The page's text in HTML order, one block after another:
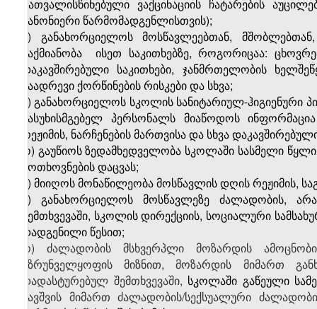
გათვალისწინებული ვაქცინაციის ჩატარების
კანონიერი წარმომადგენლისთვის);
მ) განახორციელოს მოსწავლეებთან,
საქმიანობა
ისეთ საკითხებზე, როგორიცაა:
დაკავშირებული საკითხები, ჯანმრთელობის
ნაადრევი ქორწინების რისკები და სხვა;
ნ) განახორციელოს სკოლის სანიტარიულ-ჰიგიენური
პასუხისმგებელ პერსონალს მიაწოდოს
რეჟიმის, ნარჩენების მართვისა და სხვა
ო) გაუწიოს ზედამხედველობა სკოლაში სასმელი
მოთხოვნების დაცვას;
პ) მიიღოს მონაწილეობა მოსწავლის დღის რეჟიმის,
ჟ) განახორციელოს მოსწავლეზე ძალადობის,
შემთხვევაში, სკოლის დირექციის, სოციალური
დადგენილი წესით;
რ) ძალადობის მსხვერპლი მოზარდის
უზრუნველყოფის მიზნით, მოზარდის მიმართ
დადასტურებულ შემთხვევაში, სკოლაში გაწეული
ბავშვის მიმართ ძალადობის/სექსუალური